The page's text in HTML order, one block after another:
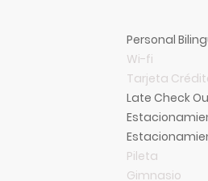
Personal
Wi-fi
Tarjeta
Late Check
Pileta
Gimnasio